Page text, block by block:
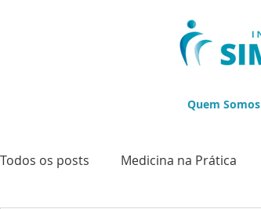
Quem Somos
Todos os posts Medicina na Prática